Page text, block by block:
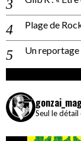
Plage de
Un reportage
Seul le